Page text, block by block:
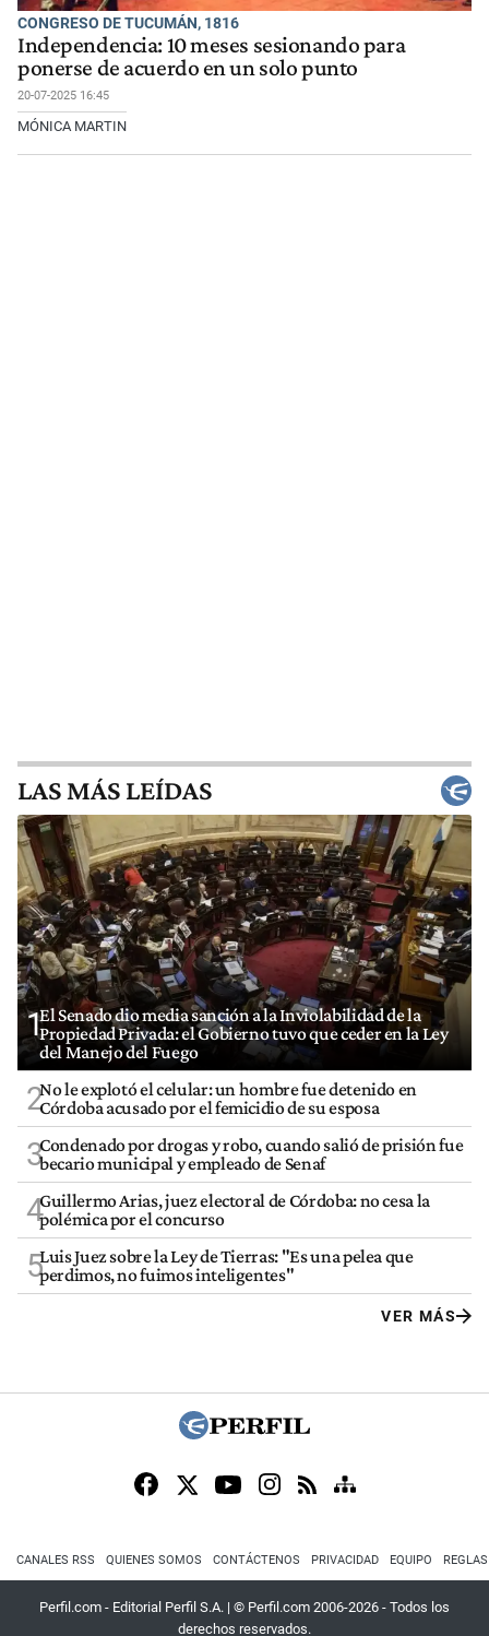
CONGRESO DE TUCUMÁN, 1816
Independencia: 10 meses sesionando para
ponerse de acuerdo en un solo punto
20-07-2025 16:45
MÓNICA MARTIN
LAS MÁS LEÍDAS
1El Senado dio media sanción a la Inviolabilidad de la
Propiedad Privada: el Gobierno tuvo que ceder en la Ley
del Manejo del Fuego
2No le explotó el celular: un hombre fue detenido en
Córdoba acusado por el femicidio de su esposa
3Condenado por drogas y robo, cuando salió de prisión fue
becario municipal y empleado de Senaf
4Guillermo Arias, juez electoral de Córdoba: no cesa la
polémica por el concurso
5Luis Juez sobre la Ley de Tierras: "Es una pelea que
perdimos, no fuimos inteligentes"
VER MÁS
CANALES RSS QUIENES SOMOS CONTÁCTENOS PRIVACIDAD EQUIPO
Perfil.com - Editorial Perfil S.A. | © Perfil.com 2006-2026 - Todos los
derechos reservados.